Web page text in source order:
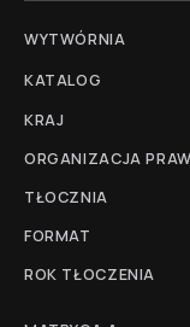
WYTWÓRNIA
KATALOG
KRAJ
ORGANIZACJA
TŁOCZNIA
FORMAT
ROK TŁOCZENIA